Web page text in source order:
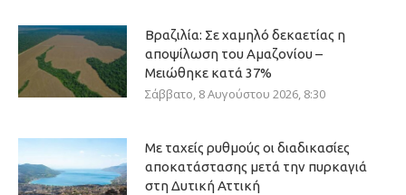
Βραζιλία: Σε χαμηλό δεκαετίας η
αποψίλωση του Αμαζονίου –
Μειώθηκε κατά 37%
Σάββατο, 8 Αυγούστου 2026, 8:30
Με ταχείς ρυθμούς οι διαδικασίες
αποκατάστασης μετά την πυρκαγιά
στη Δυτική Αττική